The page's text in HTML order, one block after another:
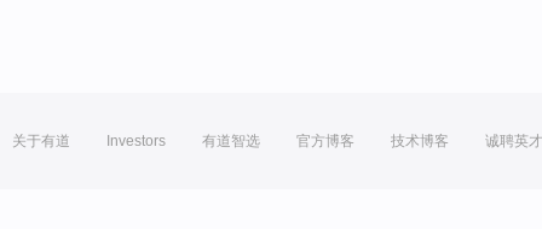
关于有道 Investors 有道智选 官方博客 技术博客 诚聘英才